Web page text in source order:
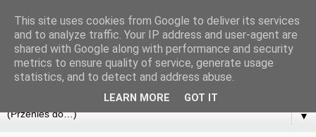
▼
This site uses cookies from Google to deliver its services
and to analyze traffic. Your IP address and user-agent are
shared with Google along with performance and security
metrics to ensure quality of service, generate usage
statistics, and to detect and address abuse.
LEARN MORE GOT IT